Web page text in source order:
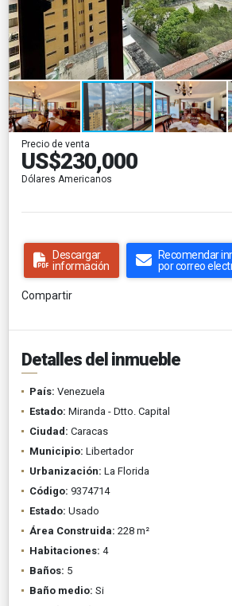
Precio de venta
US$230,000
Dólares Americanos
Descargar
información
Recomendar
por correo
Compartir
Detalles del inmueble
País: Venezuela
Estado: Miranda - Dtto. Capital
Ciudad: Caracas
Municipio: Libertador
Urbanización: La Florida
Código: 9374714
Estado: Usado
Área Construida: 228 m²
Habitaciones: 4
Baños: 5
Baño medio: Si